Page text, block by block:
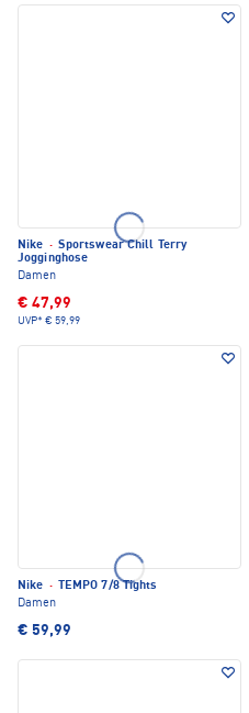
Nike · Sportswear Chill Terry
Jogginghose
Damen
€ 47,99
UVP* € 59,99
Nike ·
TEMPO 7/8 Tights
Damen
€ 59,99